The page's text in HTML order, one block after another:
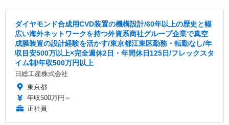
ダイヤモンド合成用CVD装置の機構設計/60年以上の歴史と幅
広い海外ネットワークを持つ外資系商社グループ企業で真空
成膜装置の設計経験を活かす/東京都江東区勤務・転勤なし/年
収目安500万以上×完全週休2日・年間休日125日/フレックスタ
イム制/年収500万円以上
日総工産株式会社
東京都
年収500万円～
正社員